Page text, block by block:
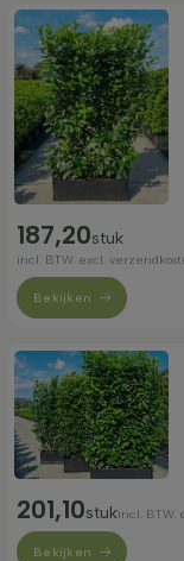
187,20stuk
incl. BTW. excl.
Bekijken
201,10stukincl.
Bekijken